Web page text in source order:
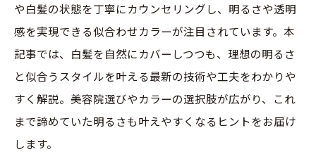
や白髪の状態を丁寧にカウンセリングし、明るさや透明
感を実現できる似合わせカラーが注目されています。本
記事では、白髪を自然にカバーしつつも、理想の明るさ
と似合うスタイルを叶える最新の技術や工夫をわかりや
すく解説。美容院選びやカラーの選択肢が広がり、これ
まで諦めていた明るさも叶えやすくなるヒントをお届け
します。